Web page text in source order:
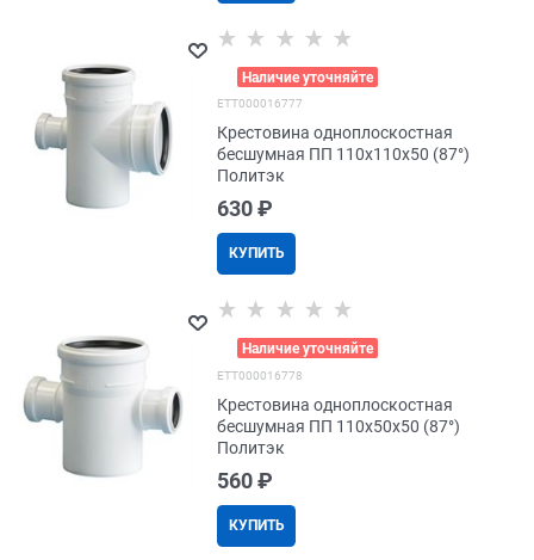
Наличие уточняйте
EТТ000016777
Крестовина одноплоскостная
бесшумная ПП 110x110x50 (87°)
Политэк
630 ₽
КУПИТЬ
Наличие уточняйте
EТТ000016778
Крестовина одноплоскостная
бесшумная ПП 110x50x50 (87°)
Политэк
560 ₽
КУПИТЬ